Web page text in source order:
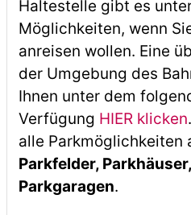
Haltestelle gibt es
Möglichkeiten, wenn
anreisen wollen. Eine
der Umgebung des
Ihnen unter dem
Verfügung HIER klicken
alle Parkmöglichkeiten
Parkfelder,
Parkgaragen.